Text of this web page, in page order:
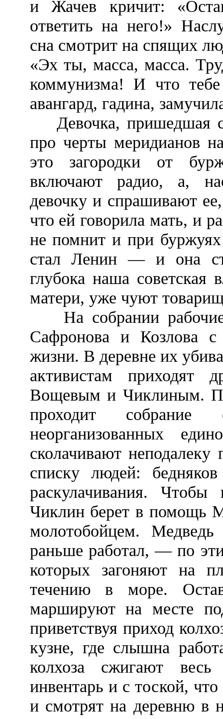
и Жачев кричит:
ответить на него!»
сна смотрит на спящих
«Эх ты, масса, масса.
коммунизма! И что
авангард, гадина,
Девочка, пришедшая с
про черты меридианов
это загородки от
включают радио, а,
девочку и спрашивают
что ей говорила мать, и
не помнит и при
стал Ленин — и она
глубока наша советская
матери, уже чуют
На собрании рабочие
Сафронова и Козлова с
жизни. В деревне их
активистам приходят
Вощевым и Чиклиным.
проходит собрание
неорганизованных
сколачивают
списку людей:
раскулачивания. Чтобы
Чиклин берет в помощь
молотобойцем.
раньше работал, — по
которых загоняют на
течению в море.
маршируют на месте
приветствуя приход
кузне, где слышна
колхоза сжигают
инвентарь и с тоской,
и смотрят на деревню в